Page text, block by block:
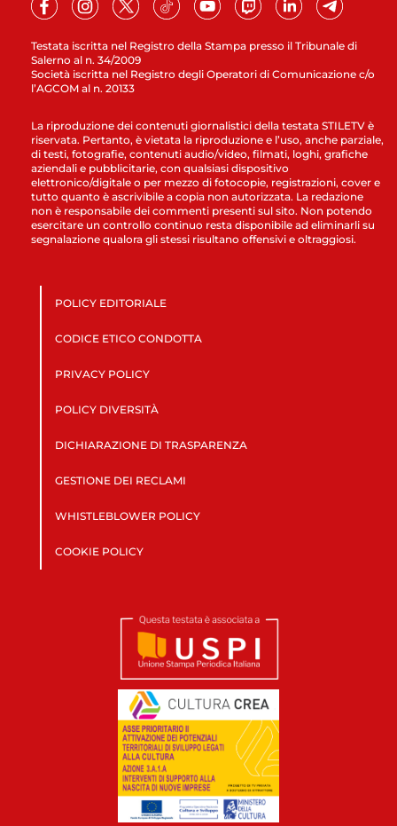
Testata iscritta nel Registro della Stampa presso il Tribunale di
Salerno al n. 34/2009
Società iscritta nel Registro degli Operatori di Comunicazione c/o
l’AGCOM al n. 20133
La riproduzione dei contenuti giornalistici della testata STILETV è
riservata. Pertanto, è vietata la riproduzione e l’uso, anche parziale,
di testi, fotografie, contenuti audio/video, filmati, loghi, grafiche
aziendali e pubblicitarie, con qualsiasi dispositivo
elettronico/digitale o per mezzo di fotocopie, registrazioni, cover e
tutto quanto è ascrivibile a copia non autorizzata. La redazione
non è responsabile dei commenti presenti sul sito. Non potendo
esercitare un controllo continuo resta disponibile ad eliminarli su
segnalazione qualora gli stessi risultano offensivi e oltraggiosi.
POLICY EDITORIALE
CODICE ETICO CONDOTTA
PRIVACY POLICY
POLICY DIVERSITÀ
DICHIARAZIONE DI TRASPARENZA
GESTIONE DEI RECLAMI
WHISTLEBLOWER POLICY
COOKIE POLICY